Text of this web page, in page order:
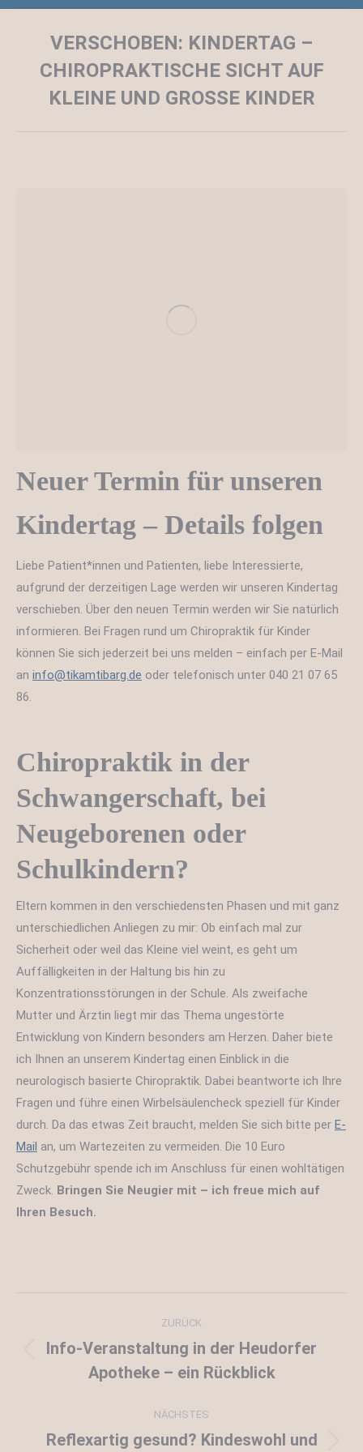
VERSCHOBEN: KINDERTAG –
CHIROPRAKTISCHE SICHT AUF
KLEINE UND GROSSE KINDER
Neuer Termin für unseren
Kindertag – Details folgen
Liebe Patient*innen und Patienten, liebe Interessierte,
aufgrund der derzeitigen Lage werden wir unseren Kindertag
verschieben. Über den neuen Termin werden wir Sie natürlich
informieren. Bei Fragen rund um Chiropraktik für Kinder
können Sie sich jederzeit bei uns melden – einfach per E-Mail
an info@tikamtibarg.de oder telefonisch unter 040 21 07 65
86.
Chiropraktik in der
Schwangerschaft, bei
Neugeborenen oder
Schulkindern?
Eltern kommen in den verschiedensten Phasen und mit ganz
unterschiedlichen Anliegen zu mir: Ob einfach mal zur
Sicherheit oder weil das Kleine viel weint, es geht um
Auffälligkeiten in der Haltung bis hin zu
Konzentrationsstörungen in der Schule. Als zweifache
Mutter und Ärztin liegt mir das Thema ungestörte
Entwicklung von Kindern besonders am Herzen. Daher biete
ich Ihnen an unserem Kindertag einen Einblick in die
neurologisch basierte Chiropraktik. Dabei beantworte ich Ihre
Fragen und führe einen Wirbelsäulencheck speziell für Kinder
durch. Da das etwas Zeit braucht, melden Sie sich bitte per E-
Mail an, um Wartezeiten zu vermeiden. Die 10 Euro
Schutzgebühr spende ich im Anschluss für einen wohltätigen
Zweck. Bringen Sie Neugier mit – ich freue mich auf
Ihren Besuch.
ZURÜCK
Vorheriger
Beitrag:
Info-Veranstaltung in der Heudorfer
Apotheke – ein Rückblick
NÄCHSTES
Reflexartig gesund? Kindeswohl und